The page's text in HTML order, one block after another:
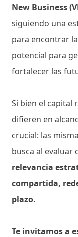
New Business
siguiendo una
para encontrar
potencial para
fortalecer las
Si bien el capital
difieren en
crucial: las
busca al
relevancia
compartida,
plazo.
Te invitamos a